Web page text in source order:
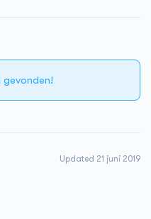
Updated 21 juni 2019